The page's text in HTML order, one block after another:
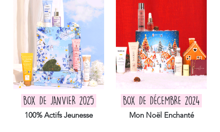
BOX DE JANVIER 2025
100% Actifs Jeunesse
BOX DE DÉCEMBRE 2024
Mon Noël Enchanté